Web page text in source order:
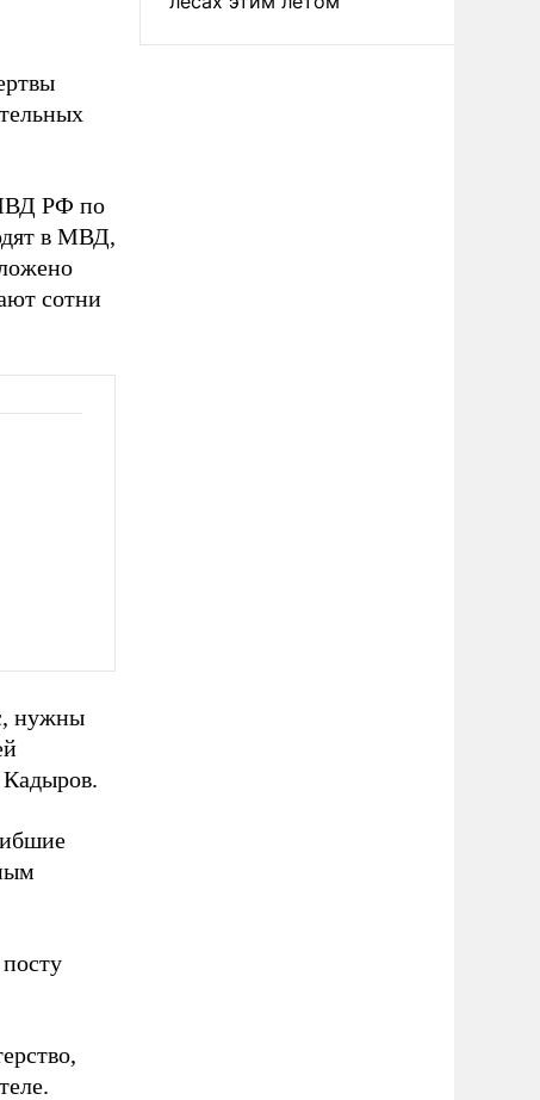
МВД РФ по
в МВД,
сотни
нужны
Кадыров.